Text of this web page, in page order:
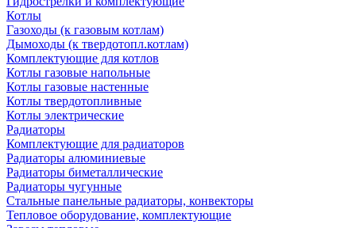
Котлы
Газоходы (к газовым котлам)
Дымоходы (к твердотопл.котлам)
Комплектующие для котлов
Котлы газовые напольные
Котлы газовые настенные
Котлы твердотопливные
Котлы электрические
Радиаторы
Комплектующие для радиаторов
Радиаторы алюминиевые
Радиаторы биметаллические
Радиаторы чугунные
Стальные панельные радиаторы, конвекторы
Тепловое оборудование, комплектующие